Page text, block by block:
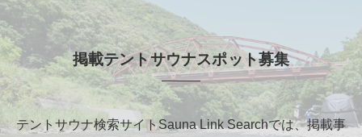
掲載テントサウナスポット募集
テントサウナ検索サイトSauna Link Searchでは、掲載事